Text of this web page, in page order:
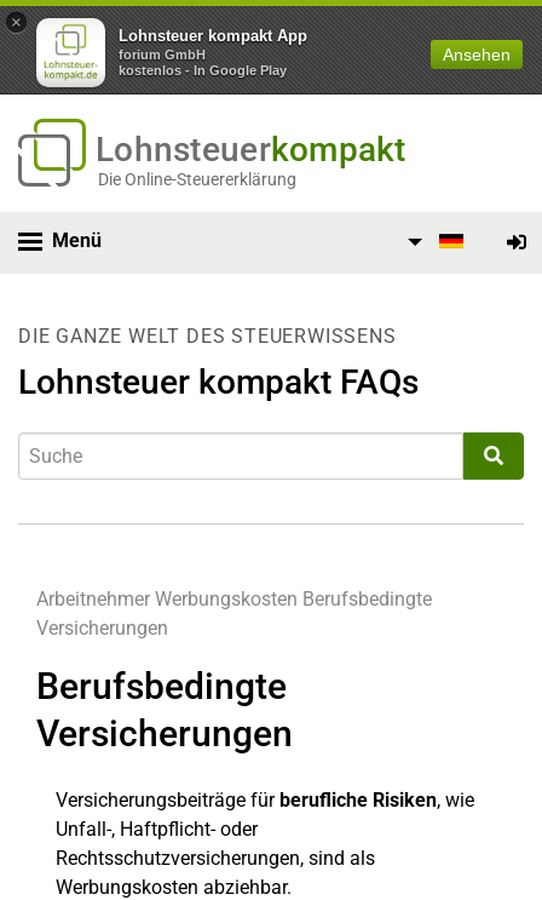
×
Lohnsteuer kompakt App
forium GmbH
kostenlos - In Google Play
Ansehen
Lohnsteuerkompakt
Die Online-Steuererklärung
Menü
DIE GANZE WELT DES STEUERWISSENS
Lohnsteuer kompakt FAQs
Arbeitnehmer Werbungskosten Berufsbedingte
Versicherungen
Berufsbedingte
Versicherungen
Versicherungsbeiträge fürberufliche Risiken, wie
Unfall-, Haftpflicht- oder
Rechtsschutzversicherungen, sind als
Werbungskosten abziehbar.